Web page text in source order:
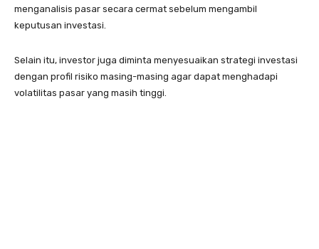
menganalisis pasar secara cermat sebelum mengambil
keputusan investasi.
Selain itu, investor juga diminta menyesuaikan strategi investasi
dengan profil risiko masing-masing agar dapat menghadapi
volatilitas pasar yang masih tinggi.